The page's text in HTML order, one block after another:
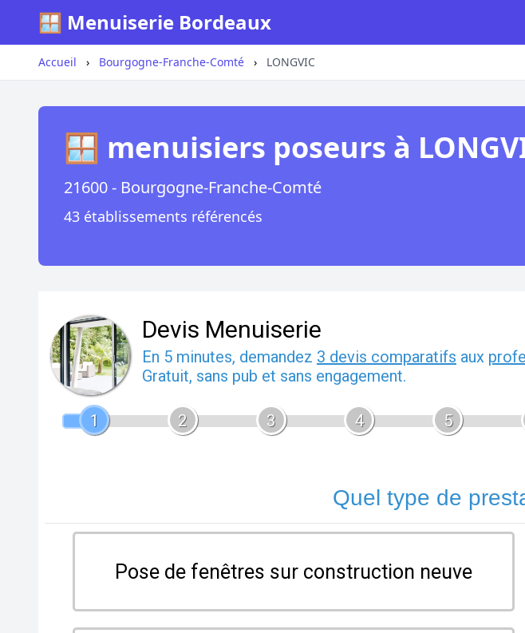
🪟 Menuiserie Bordeaux
Accueil › Bourgogne-Franche-Comté › LONGVIC
🪟 menuisiers poseurs à
21600 - Bourgogne-Franche-Comté
43 établissements référencés
Devis Menuiserie
En 5 minutes, demandez 3 devis comparatifs aux
Gratuit, sans pub et sans engagement.
1 2 3 4 5
Quel type de
Pose de fenêtres sur construction neuve